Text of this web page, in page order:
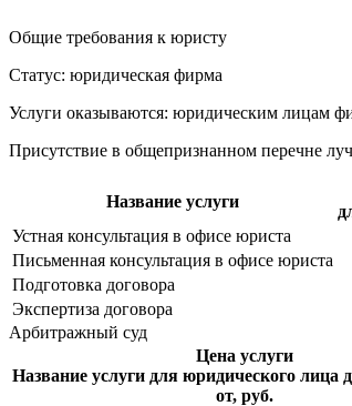
Общие требования к юристу
Статус: юридическая фирма
Услуги оказываются: юридическим лицам
Присутствие в общепризнанном перечне
Название услуги
Устная консультация в офисе юриста
Письменная консультация в офисе юриста
Подготовка договора
Экспертиза договора
Арбитражный суд
Название услуги
Цена услуги
для юридического лица
от, руб.